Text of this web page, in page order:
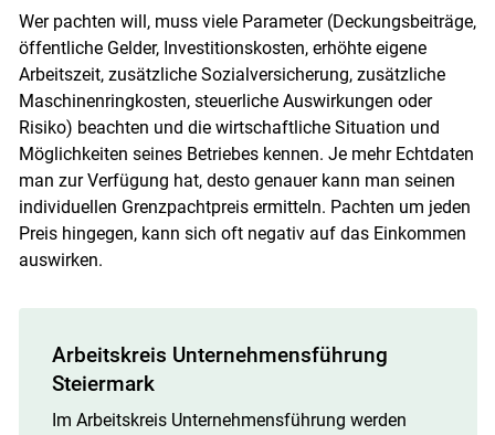
Wer pachten will, muss viele Parameter (Deckungsbeiträge,
öffentliche Gelder, Investitionskosten, erhöhte eigene
Arbeitszeit, zusätzliche Sozialversicherung, zusätzliche
Maschinenringkosten, steuerliche Auswirkungen oder
Risiko) beachten und die wirtschaftliche Situation und
Möglichkeiten seines Betriebes kennen. Je mehr Echtdaten
man zur Verfügung hat, desto genauer kann man seinen
individuellen Grenzpachtpreis ermitteln. Pachten um jeden
Preis hingegen, kann sich oft negativ auf das Einkommen
auswirken.
Arbeitskreis Unternehmensführung
Steiermark
Im Arbeitskreis Unternehmensführung werden